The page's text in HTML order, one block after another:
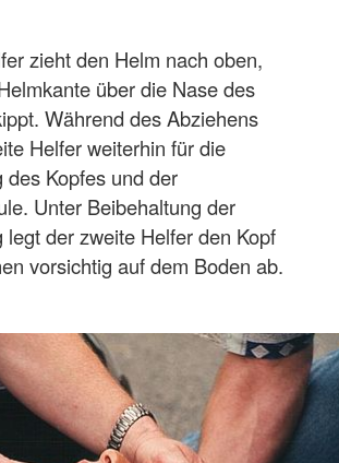
zieht den Helm nach oben,
über die Nase des
Während des Abziehens
Helfer weiterhin für die
des Kopfes und der
Unter Beibehaltung der
legt der zweite Helfer den Kopf
vorsichtig auf dem Boden ab.